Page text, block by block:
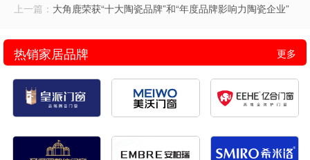
上一篇： 大角鹿荣获“十大陶瓷品牌”和“年度品牌影响力陶瓷企业”
热销家居品牌 更多